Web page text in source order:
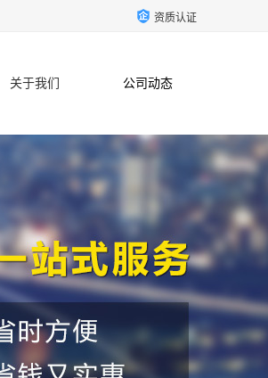
资质认证
关于我们 公司动态